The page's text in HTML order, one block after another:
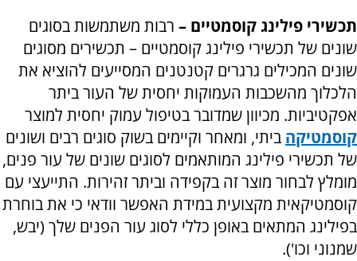
תכשירי פילינג קוסמטיים – רבות משתמשות בסוגים
שונים של תכשירי פילינג קוסמטיים – תכשירים מסוגים
שונים המכילים גרגרים קטנטנים המסייעים להוציא את
הלכלוך מהשכבות העמוקות יחסית של העור ביתר
אפקטיביות. מכיוון שמדובר בטיפול עמוק יחסית למוצר
קוסמטיקה ביתי, ומאחר וקיימים בשוק סוגים רבים ושונים
של תכשירי פילינג המותאמים לסוגים שונים של עור פנים,
מומלץ לבחור מוצר זה בקפידה וביתר זהירות. התייעצי עם
קוסמטיקאית מקצועית במידת האפשר וודאי כי את בוחרת
בפילינג המתאים באופן כללי לסוג עור הפנים שלך (יבש,
שמנוני וכו').